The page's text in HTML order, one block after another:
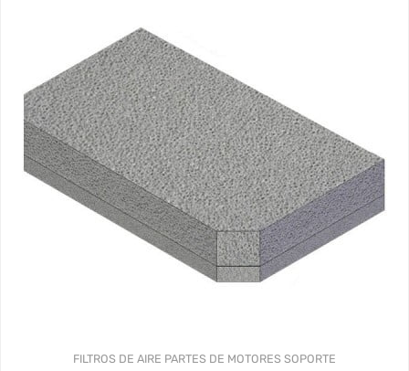
FILTROS DE AIRE PARTES DE MOTORES SOPORTE